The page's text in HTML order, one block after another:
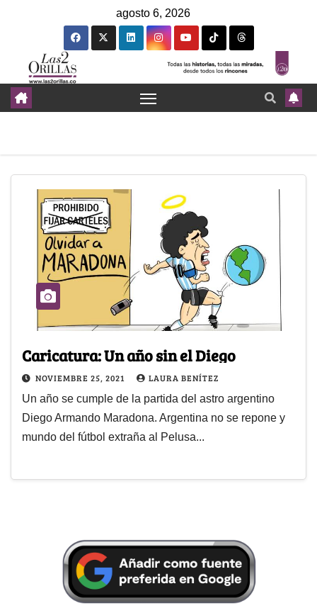
agosto 6, 2026
Caricatura: Un año sin el Diego
NOVIEMBRE 25, 2021 LAURA BENÍTEZ
Un año se cumple de la partida del astro argentino
Diego Armando Maradona. Argentina no se repone y
mundo del fútbol extraña al Pelusa...